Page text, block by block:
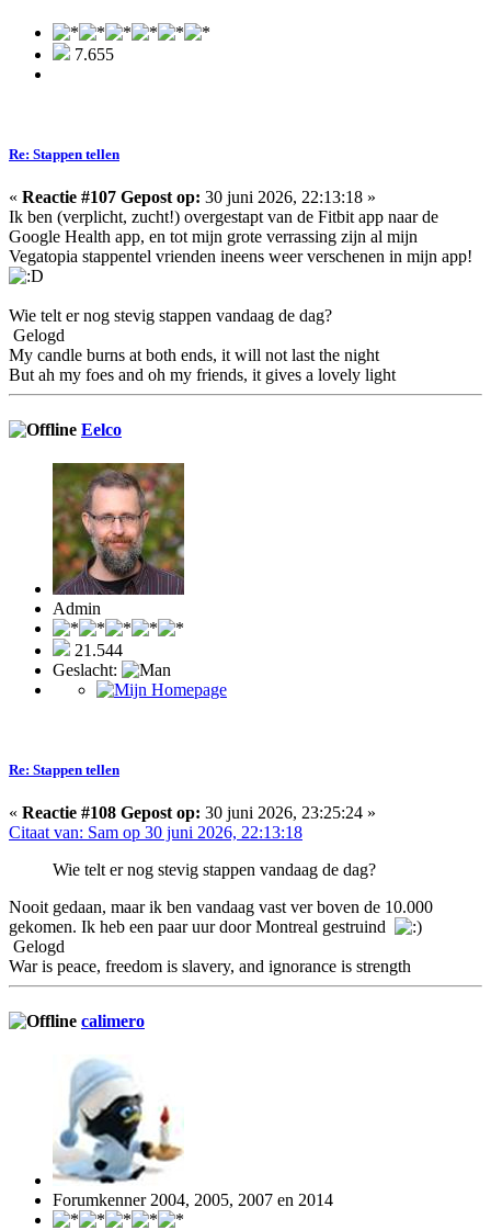
7.655
Re: Stappen tellen
« Reactie #107 Gepost op: 30 juni 2026, 22:13:18 »
Ik ben (verplicht, zucht!) overgestapt van de Fitbit app naar de
Google Health app, en tot mijn grote verrassing zijn al mijn
Vegatopia stappentel vrienden ineens weer verschenen in mijn app!
Wie telt er nog stevig stappen vandaag de dag?
Gelogd
My candle burns at both ends, it will not last the night
But ah my foes and oh my friends, it gives a lovely light
Eelco
Admin
21.544
Geslacht:
Re: Stappen tellen
« Reactie #108 Gepost op: 30 juni 2026, 23:25:24 »
Citaat van: Sam op 30 juni 2026, 22:13:18
Wie telt er nog stevig stappen vandaag de dag?
Nooit gedaan, maar ik ben vandaag vast ver boven de 10.000
gekomen. Ik heb een paar uur door Montreal gestruind
Gelogd
War is peace, freedom is slavery, and ignorance is strength
calimero
Forumkenner 2004, 2005, 2007 en 2014